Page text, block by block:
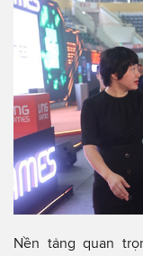
Nền tảng quan